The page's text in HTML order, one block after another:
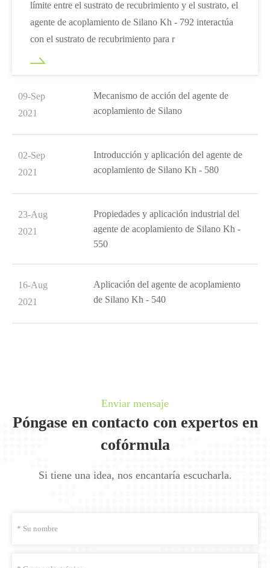
límite entre el sustrato de recubrimiento y el sustrato, el
agente de acoplamiento de Silano Kh - 792 interactúa
con el sustrato de recubrimiento para r
09-Sep
2021
Mecanismo de acción del agente de
acoplamiento de Silano
02-Sep
2021
Introducción y aplicación del agente de
acoplamiento de Silano Kh - 580
23-Aug
2021
Propiedades y aplicación industrial del
agente de acoplamiento de Silano Kh -
550
16-Aug
2021
Aplicación del agente de acoplamiento
de Silano Kh - 540
Enviar mensaje
Póngase en contacto con expertos en
cofórmula
Si tiene una idea, nos encantaría escucharla.